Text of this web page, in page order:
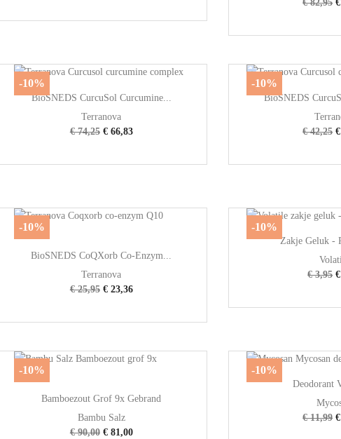
€ 82,95
 Snel bekijken
BioSNEDS CurcuSol Curcumine...
Terranova
€ 74,25 € 66,83
-10%
 Snel
BioSNEDS
€ 42,25
-10%
 Snel bekijken
BioSNEDS CoQXorb Co-Enzym...
Terranova
€ 25,95 € 23,36
-10%
 Snel
Zakje Geluk -
€ 3,95
-10%
 Snel bekijken
Bamboezout Grof 9x Gebrand
Bambu Salz
€ 90,00 € 81,00
-10%
 Snel
Deodorant
€ 11,99
-10%